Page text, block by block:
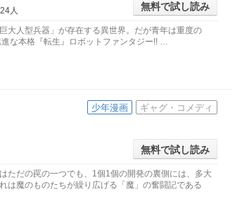
無料で試し読み
人
大人型兵器」が存在する異世界。だが青年は重度の
な本格『転生』ロボットファンタジー!! …
少年漫画 ギャグ・コメディ
無料で試し読み
だの罠の一つでも、1個1個の開発の裏側には、多大
魔のものたちが繰り広げる「魔」の奮闘記である